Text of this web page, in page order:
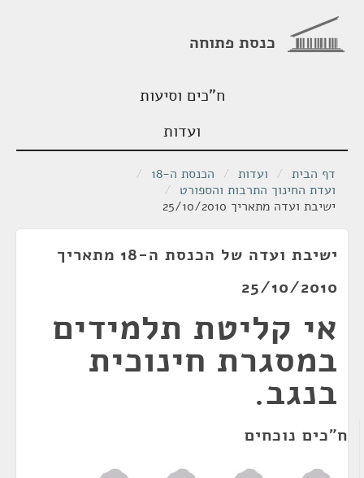
כנסת פתוחה
ח"כים וסיעות
ועדות
דף הבית / ועדות / הכנסת ה-18
/
ועדת החינוך התרבות והספורט /
ישיבת ועדה מתאריך 25/10/2010
ישיבת ועדה של הכנסת ה-18 מתאריך
25/10/2010
אי קליטת תלמידים
במסגרת חינוכית
בנגב.
ח"כים נוכחים